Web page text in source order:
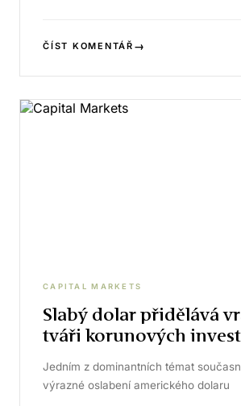
ČÍST KOMENTÁŘ →
CAPITAL MARKETS
Slabý dolar přidělává
tváři korunových
Jedním z dominantních témat
výrazné oslabení amerického dolaru